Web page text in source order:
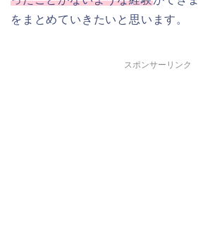
をまとめていきたいと思います。
スポンサーリンク